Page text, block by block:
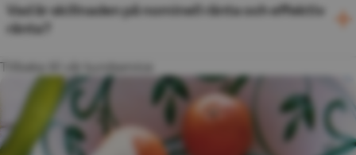
Vad är skillnaden på nominell ränta och effektiv
ränta?
Tillbaka till vår kundservice